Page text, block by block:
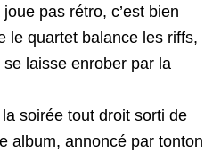
pas rétro, c’est bien
le quartet balance les riffs,
laisse enrober par la
soirée tout droit sorti de
album, annoncé par tonton